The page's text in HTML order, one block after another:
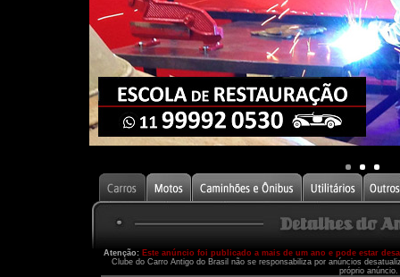
Atenção: Este anúncio foi publicado a mais de um ano e pode estar
Clube do Carro Antigo do Brasil não se responsabiliza por anúncios
próprio anúncio.